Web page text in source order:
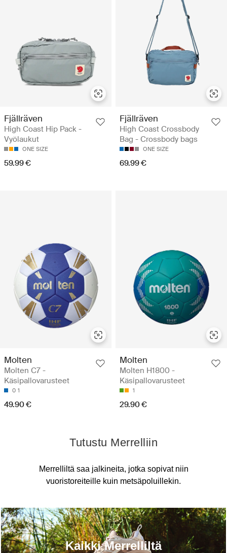
Fjällräven
High Coast Hip Pack -
Vyölaukut
ONE SIZE
59.99 €
Fjällräven
High Coast Crossbody
Bag - Crossbody bags
ONE SIZE
69.99 €
Molten
Molten C7 -
Käsipallovarusteet
0 1
49.90 €
Molten
Molten H1800 -
Käsipallovarusteet
1
29.90 €
Kaikki Merrelliltä
Tutustu Merrelliin
Merrelliltä saa jalkineita, jotka sopivat niin
vuoristoreiteille kuin metsäpoluillekin.